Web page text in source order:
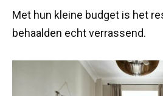
Met hun kleine budget is het
behaalden echt verrassend.